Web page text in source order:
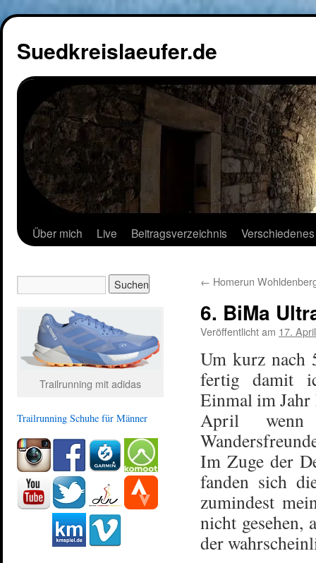
Suedkreislaeufer.de
Über mich Live Beitragsverzeichnis Verschiedenes
← Homerun
6. BiMa
Veröffentlicht am 17.
Um kurz nach
fertig damit
Einmal im Jahr
April wenn
Im Zuge der
fanden sich
zumindest
nicht gesehen,
der
Trailrunning mit adidas
Trailrunning Schuhe für Männer